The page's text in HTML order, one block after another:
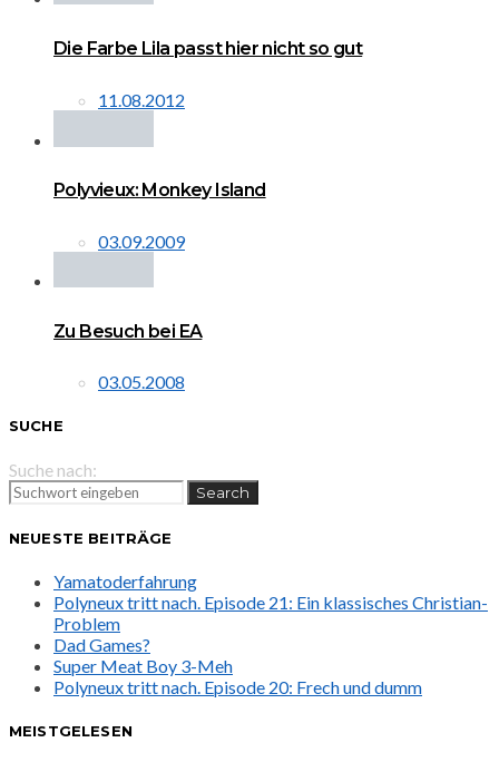
Die Farbe Lila passt hier nicht so gut
11.08.2012
Polyvieux: Monkey Island
03.09.2009
Zu Besuch bei EA
03.05.2008
SUCHE
Suche nach:
Search
NEUESTE BEITRÄGE
Yamatoderfahrung
Polyneux tritt nach. Episode 21: Ein klassisches Christian-
Problem
Dad Games?
Super Meat Boy 3-Meh
Polyneux tritt nach. Episode 20: Frech und dumm
MEISTGELESEN